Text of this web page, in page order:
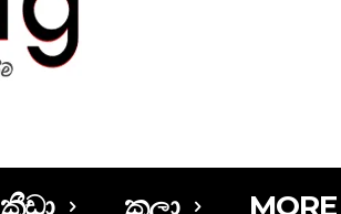
ක්‍රීඩා කලා MORE